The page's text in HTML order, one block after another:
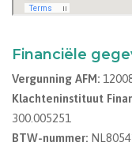
Financiële
Vergunning AFM:
Klachteninstituut
300.005251
BTW-nummer: